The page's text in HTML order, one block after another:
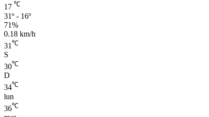
17 ℃
31º - 16º
71%
0.18 km/h
31 ℃
S
30℃
D
34℃
lun
36℃